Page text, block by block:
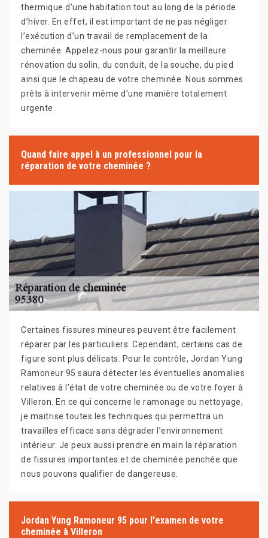
thermique d’une habitation tout au long de la période
d’hiver. En effet, il est important de ne pas négliger
l’exécution d’un travail de remplacement de la
cheminée. Appelez-nous pour garantir la meilleure
rénovation du solin, du conduit, de la souche, du pied
ainsi que le chapeau de votre cheminée. Nous sommes
prêts à intervenir même d’une manière totalement
urgente.
Quand faire appel à un professionnel pour la
réparation de votre cheminée ?
Certaines fissures mineures peuvent être facilement
réparer par les particuliers. Cependant, certains cas de
figure sont plus délicats. Pour le contrôle, Jordan Yung
Ramoneur 95 saura détecter les éventuelles anomalies
relatives à l’état de votre cheminée ou de votre foyer à
Villeron. En ce qui concerne le ramonage ou nettoyage,
je maitrise toutes les techniques qui permettra un
travailles efficace sans dégrader l’environnement
intérieur. Je peux aussi prendre en main la réparation
de fissures importantes et de cheminée penchée que
nous pouvons qualifier de dangereuse.
Jordan Yung Ramoneur 95 pour l'examen de votre
cheminée à Villeron